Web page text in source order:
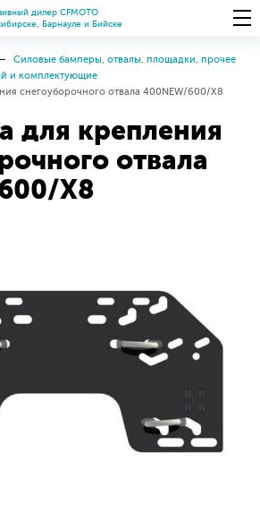
дилер CFMOTO
Барнауле и Бийске
Силовые бамперы, отвалы, площадки, прочее
и комплектующие
снегоуборочного отвала 400NEW/600/Х8
для крепления
отвала
Х8